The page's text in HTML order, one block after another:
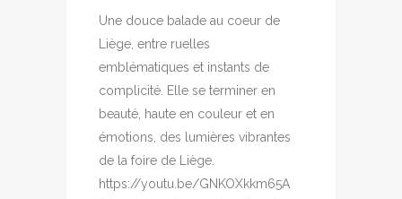
Une douce balade au coeur de
Liège, entre ruelles
emblématiques et instants de
complicité. Elle se terminer en
beauté, haute en couleur et en
émotions, des lumières vibrantes
de la foire de Liège.
https://youtu.be/GNKOXkkm65A